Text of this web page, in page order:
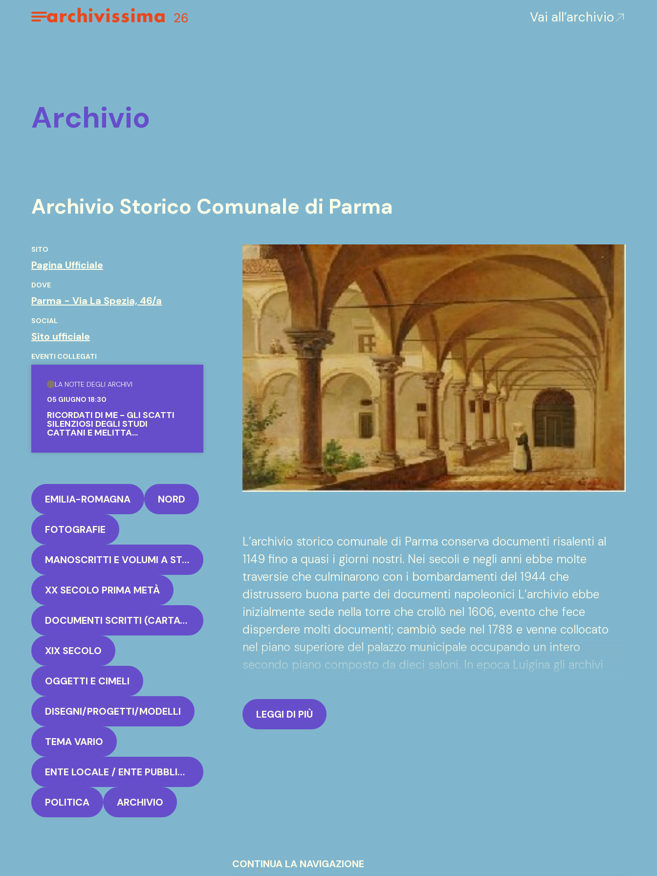
Home page
Apri il menu Vai all’archivio
archivio
Archivio Storico Comunale di Parma
SITO
Pagina Ufficiale
DOVE
Parma - Via La Spezia, 46/a
SOCIAL
Sito ufficiale
EVENTI COLLEGATI
LA NOTTE DEGLI ARCHIVI
05 GIUGNO 18:30
RICORDATI DI ME - GLI SCATTI
SILENZIOSI DEGLI STUDI
CATTANI E MELITTA
STORICO COMUNALE DI PARMA
EMILIA-ROMAGNA NORD
FOTOGRAFIE
MANOSCRITTI E VOLUMI A STAMPA
XX SECOLO PRIMA METÀ
DOCUMENTI SCRITTI (CARTACEO, PERGAMENA)
XIX SECOLO
OGGETTI E CIMELI
DISEGNI/PROGETTI/MODELLI
TEMA VARIO
ENTE LOCALE / ENTE PUBBLICO
POLITICA ARCHIVIO
L’archivio storico comunale di Parma conserva documenti risalenti al
1149 fino a quasi i giorni nostri. Nei secoli e negli anni ebbe molte
traversie che culminarono con i bombardamenti del 1944 che
distrussero buona parte dei documenti napoleonici L’archivio ebbe
inizialmente sede nella torre che crollò nel 1606, evento che fece
disperdere molti documenti; cambiò sede nel 1788 e venne collocato
nel piano superiore del palazzo municipale occupando un intero
secondo piano composto da dieci saloni. In epoca Luigina gli archivi
dei Podestà; inizialmente incaricarono Francesco Fereoli di riordinare e
organizzare i documenti dell’archivio e tuttavia una volta deceduto per
nuova sede il segretario Scarabelli cominciò una vera e propria
LEGGI DI PIÙ
CONTINUA LA NAVIGAZIONE